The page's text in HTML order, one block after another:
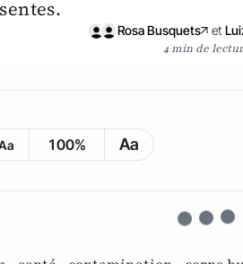
Rosa Busquets et
4 min de
100% Aa